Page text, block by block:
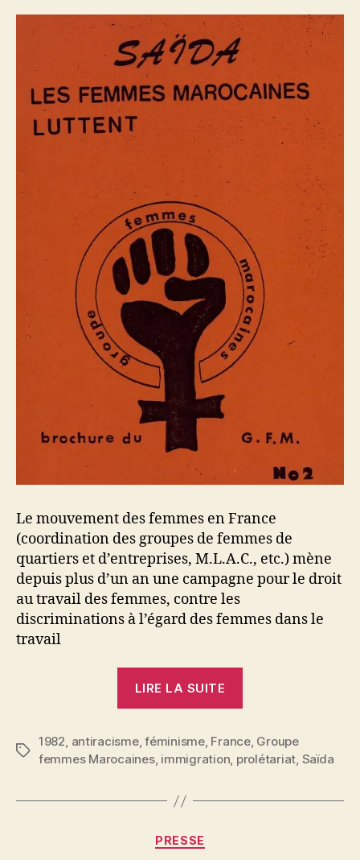
Le mouvement des femmes en France
(coordination des groupes de femmes de
quartiers et d’entreprises, M.L.A.C., etc.) mène
depuis plus d’un an une campagne pour le droit
au travail des femmes, contre les
discriminations à l’égard des femmes dans le
travail
LIRE LA SUITE
participation
aux
Étiquettes
1982, antiracisme,féminisme, France, Groupe
femmes Marocaines, immigration, prolétariat, Saïda
Catégories
PRESSE